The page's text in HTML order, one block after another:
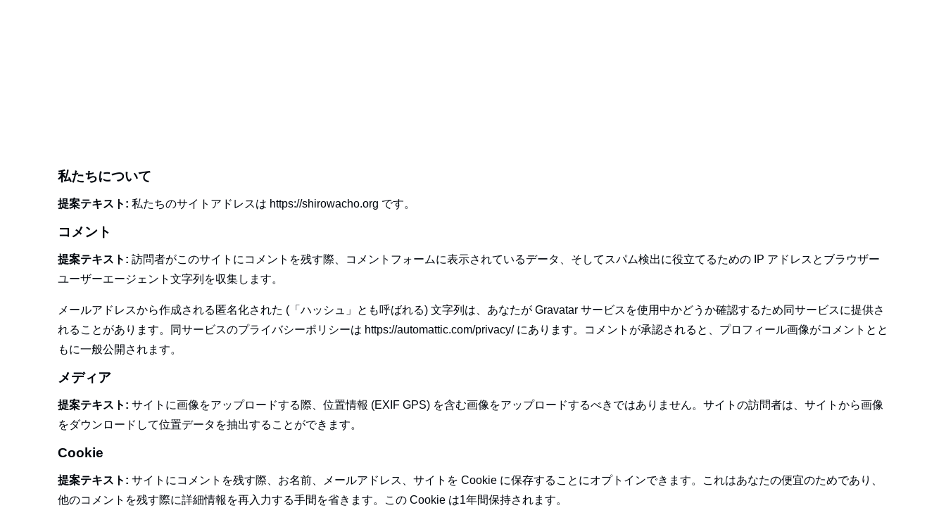
私たちについて
提案テキスト: 私たちのサイトアドレスは https://shirowacho.org です。
コメント
提案テキスト: 訪問者がこのサイトにコメントを残す際、コメントフォームに表示されているデータ、そしてスパム検出に役立てるための IP アドレスとブラウザー
ユーザーエージェント文字列を収集します。
メールアドレスから作成される匿名化された (「ハッシュ」とも呼ばれる) 文字列は、あなたが Gravatar サービスを使用中かどうか確認するため同サービスに提供さ
れることがあります。同サービスのプライバシーポリシーは https://automattic.com/privacy/ にあります。コメントが承認されると、プロフィール画像がコメントとと
もに一般公開されます。
メディア
提案テキスト: サイトに画像をアップロードする際、位置情報 (EXIF GPS) を含む画像をアップロードするべきではありません。サイトの訪問者は、サイトから画像
をダウンロードして位置データを抽出することができます。
Cookie
提案テキスト: サイトにコメントを残す際、お名前、メールアドレス、サイトを Cookie に保存することにオプトインできます。これはあなたの便宜のためであり、
他のコメントを残す際に詳細情報を再入力する手間を省きます。この Cookie は1年間保持されます。